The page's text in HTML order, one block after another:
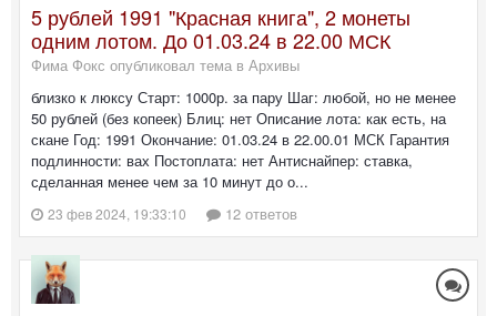
5 рублей 1991 "Красная книга", 2 монеты
одним лотом. До 01.03.24 в 22.00 МСК
Фима Фокс опубликовал тема в Архивы
близко к люксу Старт: 1000р. за пару Шаг: любой, но не менее
50 рублей (без копеек) Блиц: нет Описание лота: как есть, на
скане Год: 1991 Окончание: 01.03.24 в 22.00.01 МСК Гарантия
подлинности: вах Постоплата: нет Антиснайпер: ставка,
сделанная менее чем за 10 минут до о...
23 фев 2024, 19:33:10 12 ответов